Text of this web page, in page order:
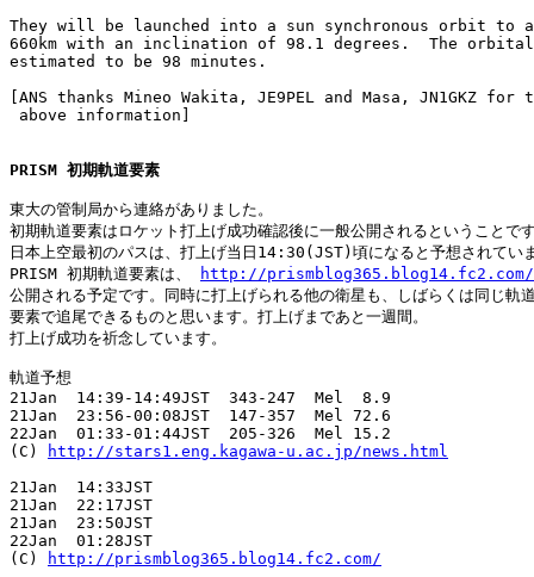
They will be launched into a sun synchronous orbit to
660km with an inclination of 98.1 degrees.  The
estimated to be 98 minutes.
[ANS thanks Mineo Wakita, JE9PEL and Masa, JN1GKZ for
above information]
PRISM 初期軌道要素
東大の管制局から連絡がありました。
初期軌道要素はロケット打上げ成功確認後に一般公開されるということで
日本上空最初のパスは、打上げ当日14:30(JST)頃になると予想されてい
PRISM 初期軌道要素は、
http://prismblog365.blog14.fc2.com/
公開される予定です。同時に打上げられる他の衛星も、しばらくは同じ軌
要素で追尾できるものと思います。打上げまであと一週間。
打上げ成功を祈念しています。
軌道予想
21Jan  14:39-14:49JST  343-247  Mel  8.9
21Jan  23:56-00:08JST  147-357  Mel 72.6
22Jan  01:33-01:44JST  205-326  Mel 15.2
(C)
http://stars1.eng.kagawa-u.ac.jp/news.html
21Jan  14:33JST
21Jan  22:17JST
21Jan  23:50JST
22Jan  01:28JST
(C)
http://prismblog365.blog14.fc2.com/